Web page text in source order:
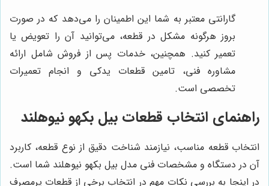
گارانتی معتبر به شما این اطمینان را می‌دهد که در صورت
بروز هرگونه مشکل در قطعه، می‌توانید آن را تعویض یا
تعمیر کنید. همچنین، خدمات پس از فروش شامل ارائه
مشاوره فنی، تامین قطعات یدکی و انجام تعمیرات
تخصصی است.
راهنمای انتخاب قطعات بیل بکهو نیوهلند
انتخاب قطعه مناسب، نیازمند شناخت دقیق از نوع قطعه، کاربرد
آن در دستگاه و مشخصات فنی مدل بیل بکهو نیوهلند شما است.
در اینجا به بررسی نکات مهم در انتخاب برخی از قطعات پرمصرف